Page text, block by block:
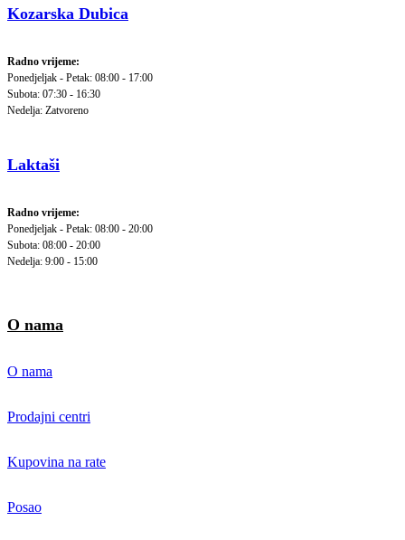
Kozarska Dubica
Radno vrijeme:
Ponedjeljak - Petak: 08:00 - 17:00
Subota: 07:30 - 16:30
Nedelja: Zatvoreno
Laktaši
Radno vrijeme:
Ponedjeljak - Petak: 08:00 - 20:00
Subota: 08:00 - 20:00
Nedelja: 9:00 - 15:00
O nama
O nama
Prodajni centri
Kupovina na rate
Posao